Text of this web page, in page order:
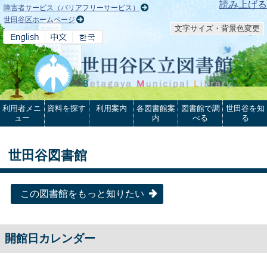
本文へ 読み上げる
障害者サービス（バリアフリーサービス）
世田谷区ホームページ
文字サイズ・背景色変更
利用者メニ
ュー
資料を探す 利用案内
各図書館案
内
図書館で調
べる
世田谷を知
る
世田谷図書館
この図書館をもっと知りたい
開館日カレンダー